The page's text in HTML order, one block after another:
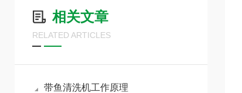
相关文章
RELATED ARTICLES
带鱼清洗机工作原理